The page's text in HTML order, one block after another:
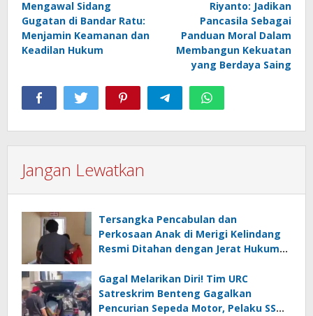
Mengawal Sidang
Gugatan di Bandar Ratu:
Menjamin Keamanan dan
Keadilan Hukum
Riyanto: Jadikan
Pancasila Sebagai
Panduan Moral Dalam
Membangun Kekuatan
yang Berdaya Saing
Jangan Lewatkan
Tersangka Pencabulan dan
Perkosaan Anak di Merigi Kelindang
Resmi Ditahan dengan Jerat Hukum
Gagal Melarikan Diri! Tim URC
Satreskrim Benteng Gagalkan
Pencurian Sepeda Motor, Pelaku SS